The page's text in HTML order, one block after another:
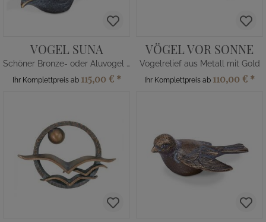
VOGEL SUNA
Schöner Bronze- oder Aluvogel - wetterfest
Ihr Komplettpreis ab 115,00 € *
VÖGEL VOR SONNE
Vogelrelief aus Metall mit Gold
Ihr Komplettpreis ab 110,00 € *